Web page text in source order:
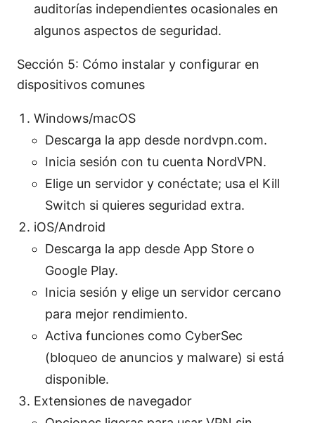
auditorías independientes ocasionales en
algunos aspectos de seguridad.
Sección 5: Cómo instalar y configurar en
dispositivos comunes
Windows/macOS
Descarga la app desde nordvpn.com.
Inicia sesión con tu cuenta NordVPN.
Elige un servidor y conéctate; usa el Kill
Switch si quieres seguridad extra.
iOS/Android
Descarga la app desde App Store o
Google Play.
Inicia sesión y elige un servidor cercano
para mejor rendimiento.
Activa funciones como CyberSec
(bloqueo de anuncios y malware) si está
disponible.
Extensiones de navegador